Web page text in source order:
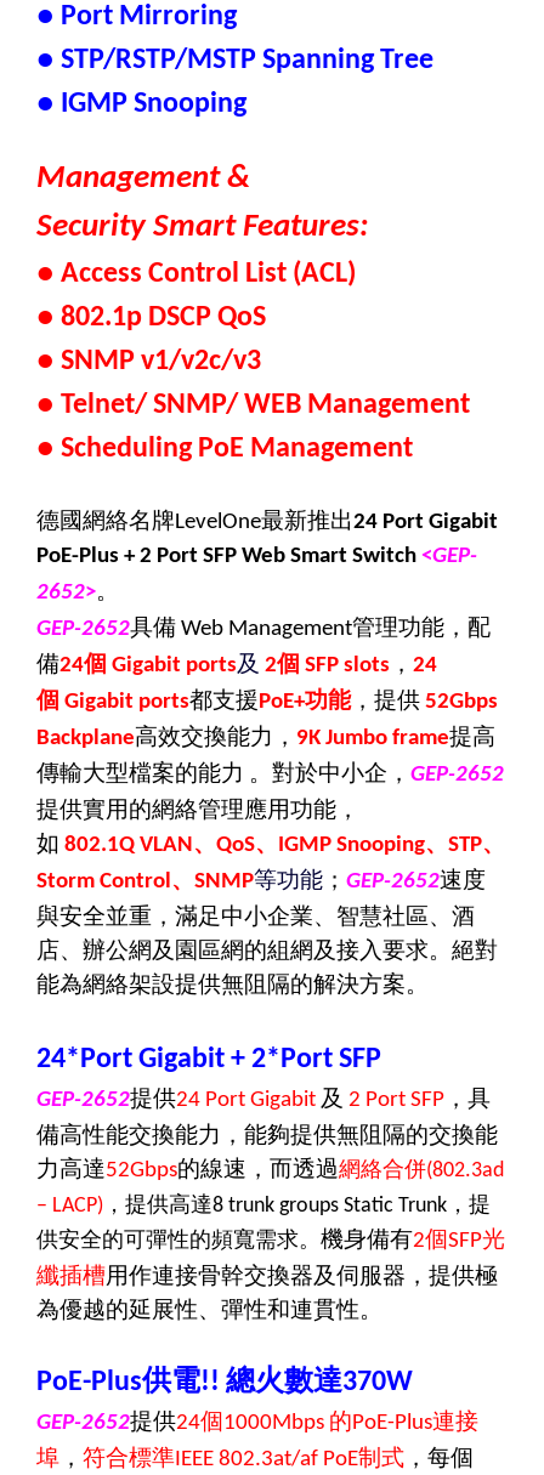
● Port Mirroring
● STP/RSTP/MSTP Spanning Tree
● IGMP Snooping
Management &
Security Smart Features:
● Access Control List (ACL)
● 802.1p DSCP QoS
● SNMP v1/v2c/v3
● Telnet/ SNMP/ WEB Management
● Scheduling PoE Management
德國網絡名牌 LevelOne最新推出24 Port Gigabit
PoE-Plus + 2 Port SFP Web Smart Switch <GEP-
2652>。
GEP-2652具備 Web Management管理功能 ，配
備24個 Gigabit ports及 2個 SFP slots ， 24
個 Gigabit ports都支援 PoE+功能，提供 52Gbps
Backplane高效交換能力， 9K Jumbo frame提高
傳輸大型檔案的能力 。對於中小企， GEP-2652
提供實用的網絡管理應用功能，
如 802.1Q VLAN 、 QoS、 IGMP Snooping、 STP、
Storm Control 、 SNMP等功能 ； GEP-2652速度
與安全並重，滿足中小企業、智慧社區、酒
店、辦公網及園區網的組網及接入要求。絕對
能為網絡架設提供無阻隔的解決方案。
24*Port Gigabit + 2*Port SFP
GEP-2652提供24 Port Gigabit 及 2 Port SFP ，具
備高性能交換能力，能夠提供無阻隔的交換能
力高達52Gbps的線速，而透過網絡合併(802.3ad
– LACP) ，提供高達8 trunk groups Static Trunk ，提
供安全的可彈性的頻寬需求。 機身備有2個SFP光
纖插槽用作連接骨幹交換器及伺服器，提供極
為優越的延展性、彈性和連貫性。
PoE-Plus供電!! 總火數達370W
GEP-2652提供24個1000Mbps 的 PoE-Plus連接
埠 ， 符合標準 IEEE 802.3at/af PoE制式 ，每個